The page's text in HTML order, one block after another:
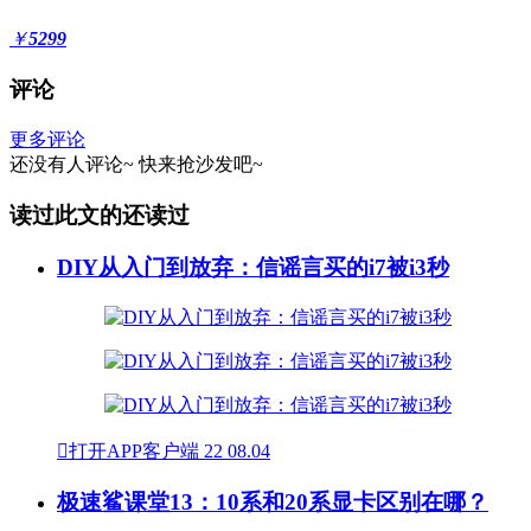
￥5299
评论
更多评论
还没有人评论~ 快来抢沙发吧~
读过此文的还读过
DIY从入门到放弃：信谣言买的i7被i3秒
打开APP客户端 22 08.04
极速鲨课堂13：10系和20系显卡区别在哪？